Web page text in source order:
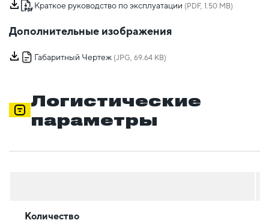
Краткое руководство по эксплуатации (PDF, 1.50 MB)
Дополнительные изображения
Габаритный Чертеж (JPG, 69.64 KB)
Логистические
параметры
Количество